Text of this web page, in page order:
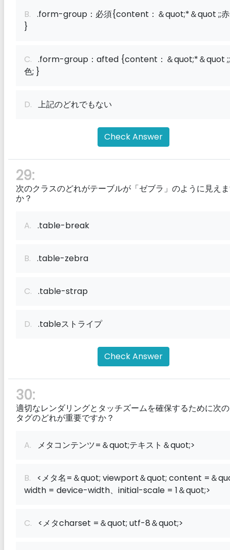
B. .form-group：必須{content：＆quot;*＆quot ;;赤
}
C. .form-group：afted {content：＆quot;*＆quot
色; }
D. 上記のどれでもない
Check Answer
29:
次のクラスのどれがテーブルが「ゼブラ」のように見え
か？
A. .table-break
B. .table-zebra
C. .table-strap
D. .tableストライプ
Check Answer
30:
適切なレンダリングとタッチズームを確保するために次
タグのどれが重要ですか？
A. メタコンテンツ=＆quot;テキスト＆quot;>
B. <メタ名=＆quot; viewport＆quot; content =＆
width = device-width、initial-scale = 1＆quot;>
C. <メタcharset =＆quot; utf-8＆quot;>